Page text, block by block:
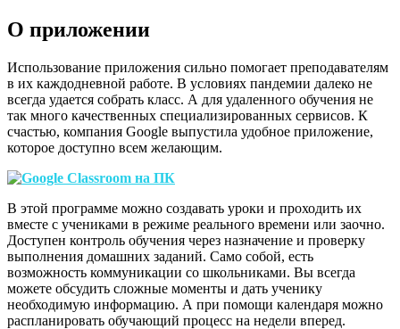
О приложении
Использование приложения сильно помогает преподавателям
в их каждодневной работе. В условиях пандемии далеко не
всегда удается собрать класс. А для удаленного обучения не
так много качественных специализированных сервисов. К
счастью, компания Google выпустила удобное приложение,
которое доступно всем желающим.
В этой программе можно создавать уроки и проходить их
вместе с учениками в режиме реального времени или заочно.
Доступен контроль обучения через назначение и проверку
выполнения домашних заданий. Само собой, есть
возможность коммуникации со школьниками. Вы всегда
можете обсудить сложные моменты и дать ученику
необходимую информацию. А при помощи календаря можно
распланировать обучающий процесс на недели вперед.